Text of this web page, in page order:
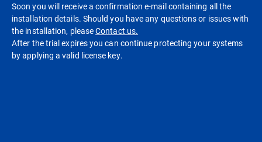
Soon you will receive a confirmation e-mail containing all the
installation details. Should you have any questions or issues with
the installation, pleaseContact us.
After the trial expires you can continue protecting your systems
by applying a valid license key.